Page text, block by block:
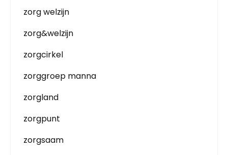
zorg welzijn
zorg&welzijn
zorgcirkel
zorggroep manna
zorgland
zorgpunt
zorgsaam